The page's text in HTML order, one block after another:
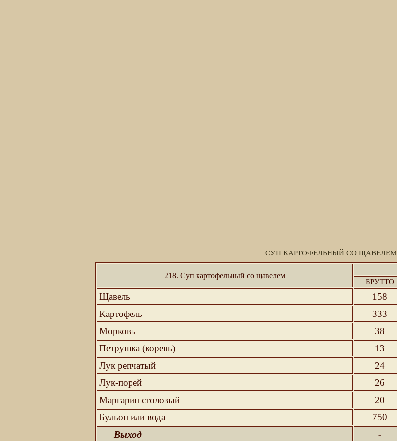
СУП КАРТОФЕЛЬНЫЙ СО ЩАВЕЛЕМ
218. Суп картофельный со щавелем
БРУТТО
Щавель 158
Картофель
333
Морковь
38
Петрушка (корень)
13
Лук репчатый
24
Лук-порей
26
Маргарин столовый
20
Бульон или вода
750
Выход -